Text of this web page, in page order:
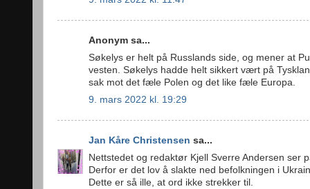
Anonym sa...
Søkelys er helt på Russlands side, og mener at
vesten. Søkelys hadde helt sikkert vært på
sak mot det fæle Polen og det like fæle Europa.
9. mars 2022 kl. 19:29
Jan Kåre Christensen sa...
Nettstedet og redaktør Kjell Sverre Andersen ser
Derfor er det lov å slakte ned befolkningen i
Dette er så ille, at ord ikke strekker til.